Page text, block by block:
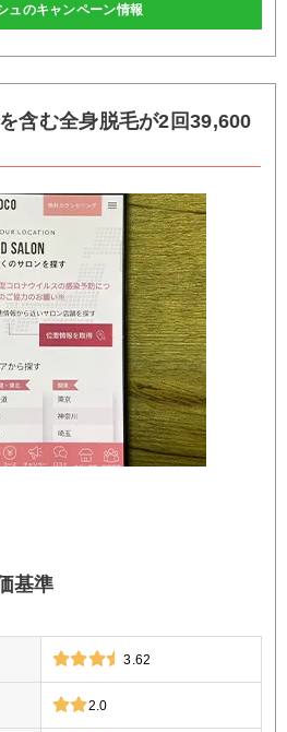
ュのキャンペーン情報
含む全身脱毛が2回39,600
基準
3.62
2.0